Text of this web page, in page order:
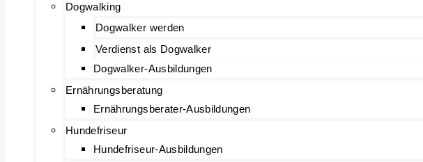
Dogwalking
Dogwalker werden
Verdienst als Dogwalker
Dogwalker-Ausbildungen
Ernährungsberatung
Ernährungsberater-Ausbildungen
Hundefriseur
Hundefriseur-Ausbildungen